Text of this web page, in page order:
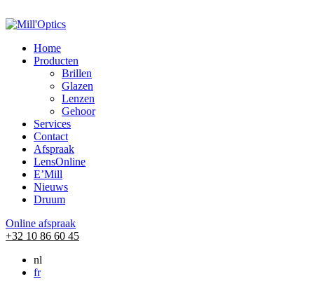
Home
Producten
Brillen
Glazen
Lenzen
Gehoor
Services
Contact
Afspraak
LensOnline
E’Mill
Nieuws
Druum
Online afspraak
+32 10 86 60 45
nl
fr